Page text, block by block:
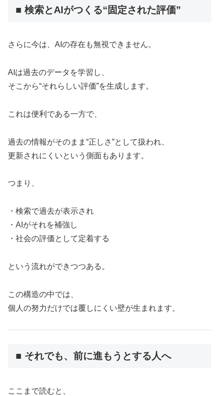
■ 検索とAIがつくる“固定された評価”
さらに今は、AIの存在も無視できません。
AIは過去のデータを学習し、
そこから“それらしい評価”を生成します。
これは便利である一方で、
過去の情報がそのまま“正しさ”として扱われ、
更新されにくいという側面もあります。
つまり、
・検索で過去が表示され
・AIがそれを補強し
・社会の評価として定着する
という流れができつつある。
この構造の中では、
個人の努力だけでは覆しにくい壁が生まれます。
■ それでも、前に進もうとする人へ
ここまで読むと、